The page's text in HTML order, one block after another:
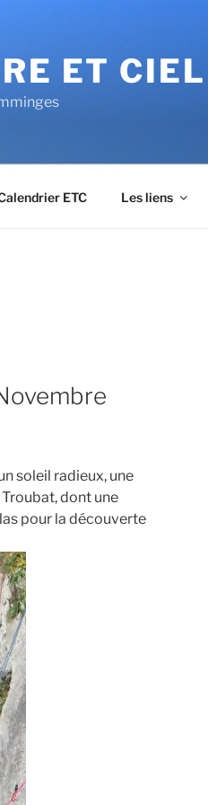
ET CIEL
ETC Les liens
soleil radieux, une
dont une
pour la découverte